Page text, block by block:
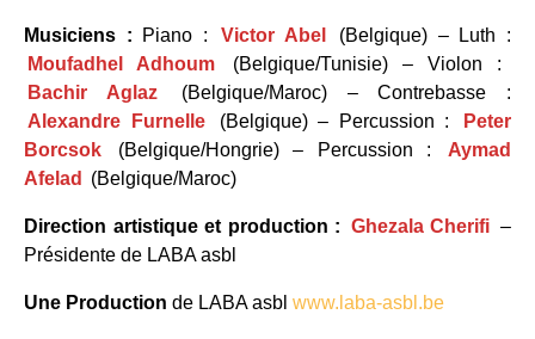
Musiciens : Piano : Victor Abel
(Belgique) – Luth :
Moufadhel Adhoum
(Belgique/Tunisie) – Violon :
Bachir Aglaz
(Belgique/Maroc) – Contrebasse :
Alexandre Furnelle
(Belgique) – Percussion :
Peter
Borcsok
(Belgique/Hongrie) – Percussion :
Aymad
Afelad
(Belgique/Maroc)
Direction artistique et production : Ghezala Cherifi –
Présidente de LABA asbl
Une Production de LABA asbl www.laba-asbl.be